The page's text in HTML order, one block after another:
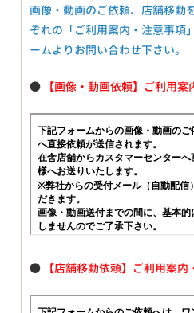
画像・動画のご依頼、店舗移動
ぞれの「ご利用案内・注意事項
ームよりお問い合わせ下さい。
● 【画像・動画依頼】ご利用
● 【店舗移動依頼】ご利用案内